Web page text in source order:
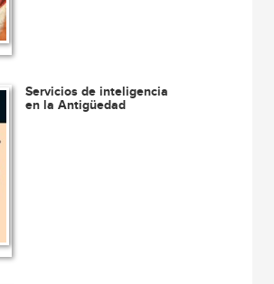
Servicios de inteligencia
en la Antigüedad